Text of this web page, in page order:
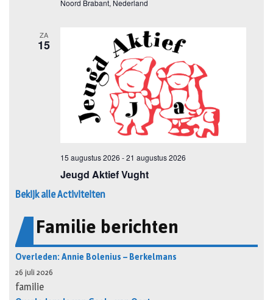
Bekijk alle Activiteiten
Familie berichten
Overleden: Annie Bolenius – Berkelmans
26 juli 2026
familie